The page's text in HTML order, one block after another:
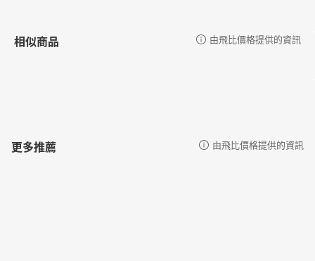
相似商品 由飛比價格提供的資訊
更多推薦 由飛比價格提供的資訊